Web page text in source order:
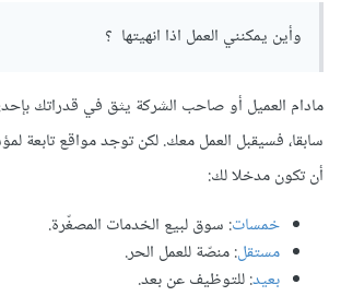
وأين يمكنني العمل اذا انهيتها ؟
مادام العميل أو صاحب الشركة يثق في قدراتك
سابقا، فسيقبل العمل معك. لكن توجد مواقع تابعة
أن تكون مدخلا لك:
خمسات: سوق لبيع الخدمات المصغّرة.
مستقل: منصّة للعمل الحر.
بعيد: للتوظيف عن بعد.